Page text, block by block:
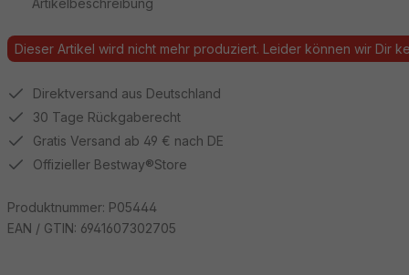
Artikelbeschreibung
Dieser Artikel wird nicht mehr produziert. Leider können wir Dir
Direktversand aus Deutschland
30 Tage Rückgaberecht
Gratis Versand ab 49 € nach DE
Offizieller Bestway®Store
Produktnummer: P05444
EAN / GTIN: 6941607302705